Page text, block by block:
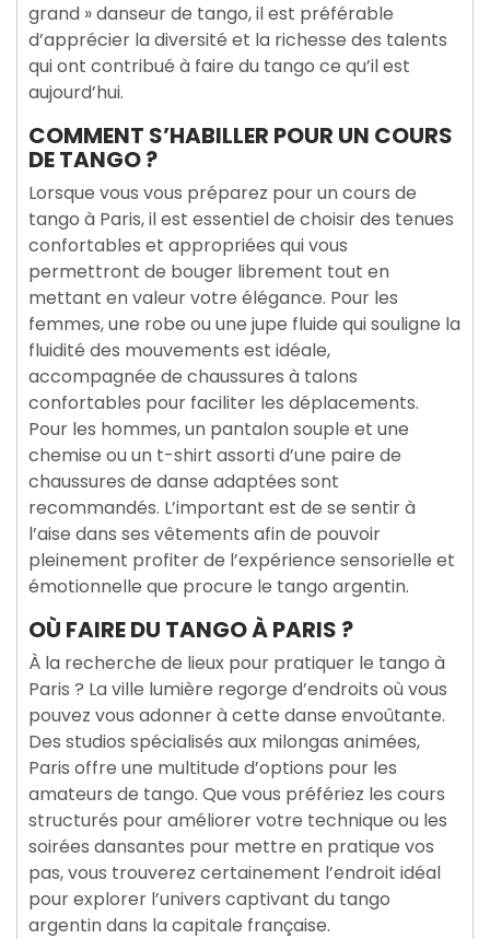
grand » danseur de tango, il est préférable
d’apprécier la diversité et la richesse des talents
qui ont contribué à faire du tango ce qu’il est
aujourd’hui.
COMMENT S’HABILLER POUR UN COURS
DE TANGO ?
Lorsque vous vous préparez pour un cours de
tango à Paris, il est essentiel de choisir des tenues
confortables et appropriées qui vous
permettront de bouger librement tout en
mettant en valeur votre élégance. Pour les
femmes, une robe ou une jupe fluide qui souligne la
fluidité des mouvements est idéale,
accompagnée de chaussures à talons
confortables pour faciliter les déplacements.
Pour les hommes, un pantalon souple et une
chemise ou un t-shirt assorti d’une paire de
chaussures de danse adaptées sont
recommandés. L’important est de se sentir à
l’aise dans ses vêtements afin de pouvoir
pleinement profiter de l’expérience sensorielle et
émotionnelle que procure le tango argentin.
OÙ FAIRE DU TANGO À PARIS ?
À la recherche de lieux pour pratiquer le tango à
Paris ? La ville lumière regorge d’endroits où vous
pouvez vous adonner à cette danse envoûtante.
Des studios spécialisés aux milongas animées,
Paris offre une multitude d’options pour les
amateurs de tango. Que vous préfériez les cours
structurés pour améliorer votre technique ou les
soirées dansantes pour mettre en pratique vos
pas, vous trouverez certainement l’endroit idéal
pour explorer l’univers captivant du tango
argentin dans la capitale française.